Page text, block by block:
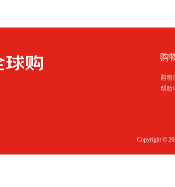
购
购物
帮助
Copyright ©